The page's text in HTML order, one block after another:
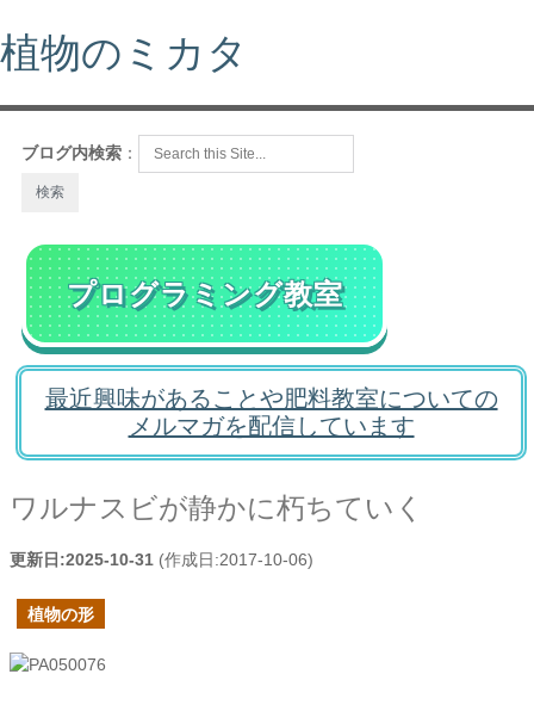
植物のミカタ
ブログ内検索 ：
プログラミング教室
最近興味があることや肥料教室についての
メルマガを配信しています
ワルナスビが静かに朽ちていく
更新日:2025-10-31 (作成日:2017-10-06)
植物の形